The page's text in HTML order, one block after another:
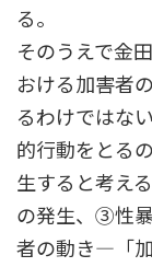
る。
そのうえで金
おける加害者
るわけではな
的行動をとる
生すると考え
の発生、③性
者の動き―「